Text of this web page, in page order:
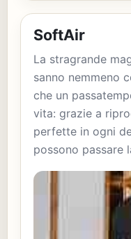
SoftAir
La stragrande
sanno nemmeno
che un
vita: grazie a
perfette in ogni
possono passare